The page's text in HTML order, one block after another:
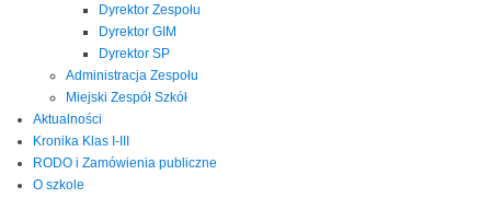
Dyrektor Zespołu
Dyrektor GIM
Dyrektor SP
Administracja Zespołu
Miejski Zespół Szkół
Aktualności
Kronika Klas I-III
RODO i Zamówienia publiczne
O szkole